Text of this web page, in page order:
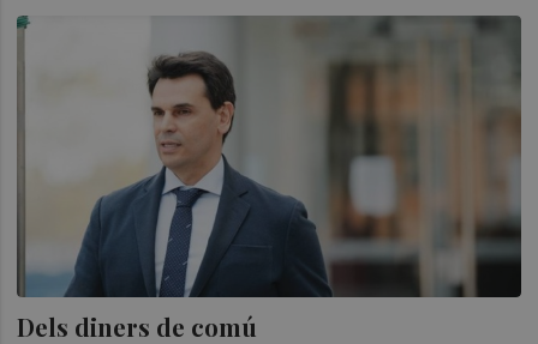
Dels diners de comú